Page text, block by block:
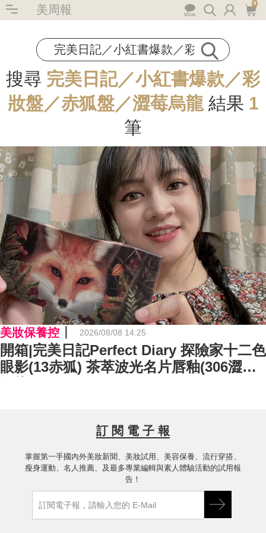
美周報 0
搜尋 完美日記／小紅書爆款／彩
妝盤／赤狐盤／澀莓烏龍結果 1
筆
美妝保養控 2026/08/08 14:25
開箱|完美日記Perfect Diary 探險家十二色
眼影(13赤狐) 茶萃波光名片唇釉(306澀莓
訂 閱 電 子 報
掌握第一手國內外美妝新聞、美妝試用、美容保養、流行穿搭、
瘦身運動、名人推薦、及最多專業編輯與素人體驗活動的試用報
告！